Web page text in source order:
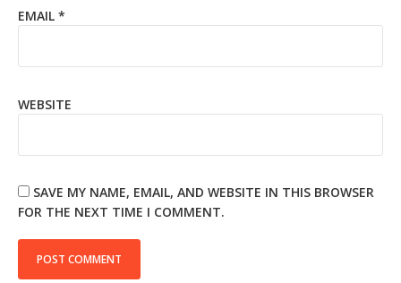
EMAIL *
WEBSITE
SAVE MY NAME, EMAIL, AND WEBSITE IN THIS BROWSER
FOR THE NEXT TIME I COMMENT.